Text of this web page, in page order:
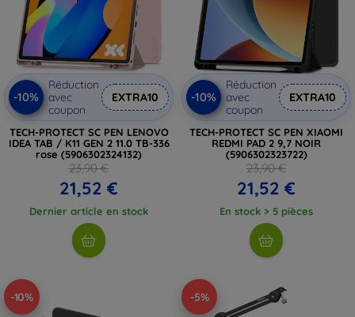
-10%
Réduction
avec
coupon
EXTRA10
TECH-PROTECT SC PEN LENOVO
IDEA TAB / K11 GEN 2 11.0 TB-336
rose (5906302324132)
23,90 €
21,52 €
Dernier article en stock
-10%
Réduction
avec
coupon
EXTRA10
TECH-PROTECT SC PEN XIAOMI
REDMI PAD 2 9,7 NOIR
(5906302323722)
23,90 €
21,52 €
En stock > 5 pièces
-10% -5%